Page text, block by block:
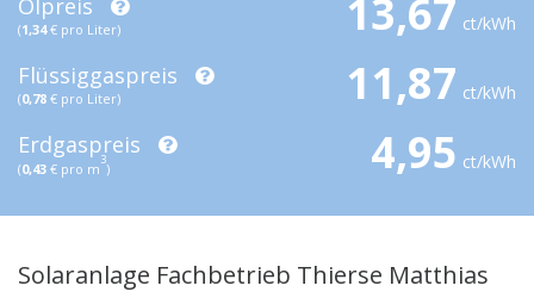
Ölpreis
(1,34€ pro Liter) 13,67 ct/kWh
Flüssiggaspreis
(0,78 € pro Liter) 11,87 ct/kWh
Erdgaspreis
(0,43 € pro m
3
) 4,95 ct/kWh
Solaranlage Fachbetrieb Thierse Matthias